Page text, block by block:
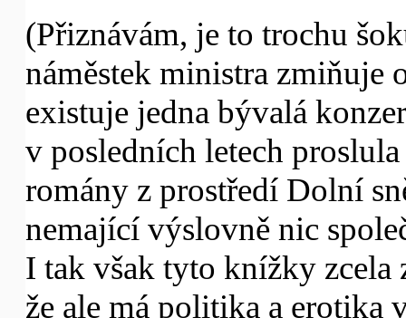
(Přiznávám, je to trochu
náměstek ministra
existuje jedna bývalá
v posledních letech
romány z prostředí Dolní
nemající výslovně nic
I tak však tyto knížky
že ale má politika a erotika